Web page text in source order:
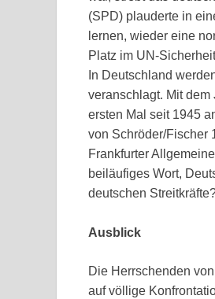
(SPD) plauderte in
lernen, wieder eine
Platz im UN-
In Deutschland
veranschlagt. Mit
ersten Mal seit 1945
von Schröder/Fischer
Frankfurter
beiläufiges Wort,
deutschen
Ausblick
Die Herrschenden
auf völlige